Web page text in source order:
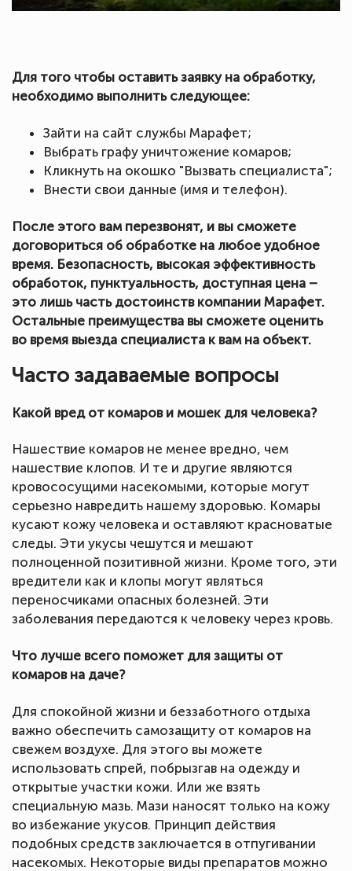
Для того чтобы оставить заявку на обработку,
необходимо выполнить следующее:
Зайти на сайт службы Марафет;
Выбрать графу уничтожение комаров;
Кликнуть на окошко "Вызвать специалиста";
Внести свои данные (имя и телефон).
После этого вам перезвонят, и вы сможете
договориться об обработке на любое удобное
время. Безопасность, высокая эффективность
обработок, пунктуальность, доступная цена –
это лишь часть достоинств компании Марафет.
Остальные преимущества вы сможете оценить
во время выезда специалиста к вам на объект.
Часто задаваемые вопросы
Какой вред от комаров и мошек для человека?
Нашествие комаров не менее вредно, чем
нашествие клопов. И те и другие являются
кровососущими насекомыми, которые могут
серьезно навредить нашему здоровью. Комары
кусают кожу человека и оставляют красноватые
следы. Эти укусы чешутся и мешают
полноценной позитивной жизни. Кроме того, эти
вредители как и клопы могут являться
переносчиками опасных болезней. Эти
заболевания передаются к человеку через кровь.
Что лучше всего поможет для защиты от
комаров на даче?
Для спокойной жизни и беззаботного отдыха
важно обеспечить самозащиту от комаров на
свежем воздухе. Для этого вы можете
использовать спрей, побрызгав на одежду и
открытые участки кожи. Или же взять
специальную мазь. Мази наносят только на кожу
во избежание укусов. Принцип действия
подобных средств заключается в отпугивании
насекомых. Некоторые виды препаратов можно